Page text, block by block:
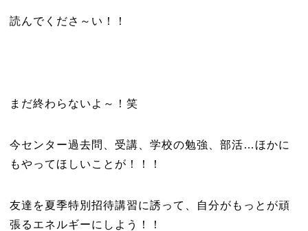
読んでくださ～い！！
まだ終わらないよ～！笑
今センター過去問、受講、学校の勉強、部活…ほかに
もやってほしいことが！！！
友達を夏季特別招待講習に誘って、自分がもっとが頑
張るエネルギーにしよう！！